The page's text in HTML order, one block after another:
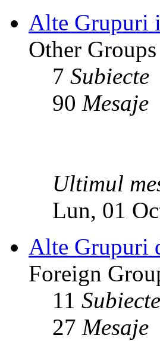
Alte Grupuri
Other
7 Subiecte
90 Mesaje
Ultimul
Lun, 01
Alte Grupuri
Foreign
11 Subiecte
27 Mesaje